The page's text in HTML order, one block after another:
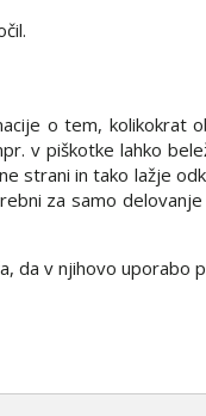
o tem, kolikokrat
v piškotke lahko
strani in tako lažje
za samo
da v njihovo uporabo